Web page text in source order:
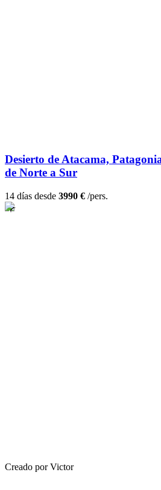
Desierto de Atacama,
de Norte a Sur
14 días desde 3990 € /pers.
Creado por Victor